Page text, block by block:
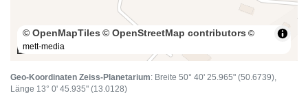
100 m
© OpenMapTiles © OpenStreetMap contributors ©
mett-media
Geo-Koordinaten Zeiss-Planetarium: Breite 50° 40' 25.965" (50.6739),
Länge 13° 0' 45.935" (13.0128)